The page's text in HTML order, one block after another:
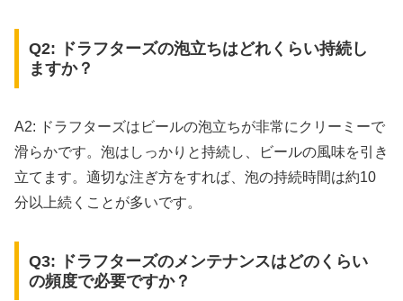
Q2: ドラフターズの泡立ちはどれくらい持続し
ますか？
A2: ドラフターズはビールの泡立ちが非常にクリーミーで
滑らかです。泡はしっかりと持続し、ビールの風味を引き
立てます。適切な注ぎ方をすれば、泡の持続時間は約10
分以上続くことが多いです。
Q3: ドラフターズのメンテナンスはどのくらい
の頻度で必要ですか？